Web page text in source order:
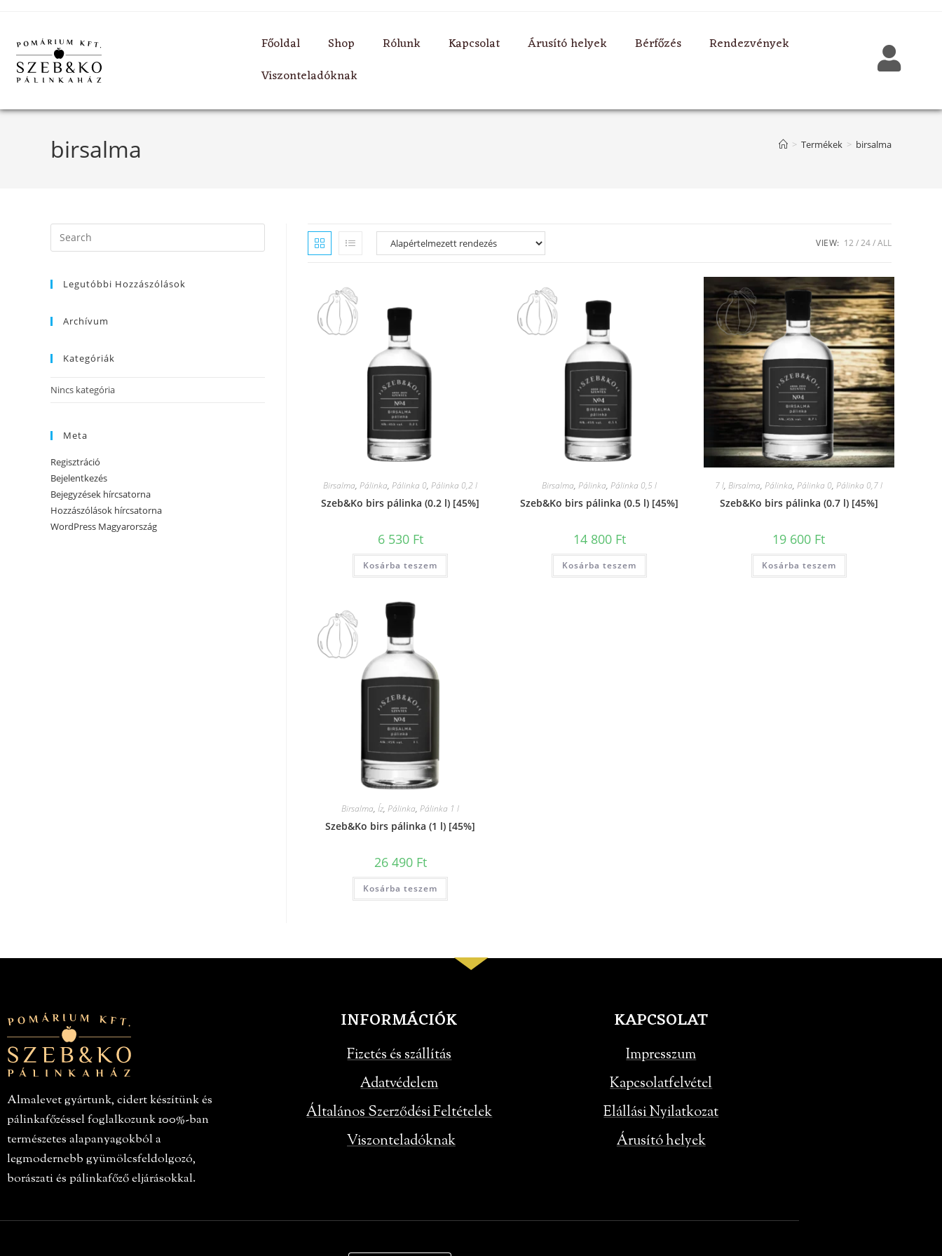
Főoldal Shop Rólunk Kapcsolat Árusító helyek Bérfőzés
Rendezvények
Viszonteladóknak
birsalma > Termékek > birsalma
VIEW: 12 24 ALL
Birsalma,Pálinka,Pálinka 0,Pálinka 0,2 l
Szeb&Ko birs pálinka (0.2 l) [45%]
6 530 Ft
Kosárba teszem
Birsalma,Pálinka,Pálinka 0,5 l
Szeb&Ko birs pálinka (0.5 l) [45%]
14 800 Ft
Kosárba teszem
7 l,Birsalma,Pálinka,Pálinka 0,Pálinka 0,7 l
Szeb&Ko birs pálinka (0.7 l) [45%]
19 600 Ft
Kosárba teszem
Birsalma,Íz,Pálinka,Pálinka 1 l
Szeb&Ko birs pálinka (1 l) [45%]
26 490 Ft
Kosárba teszem
Legutóbbi Hozzászólások
Archívum
Kategóriák
Nincs kategória
Meta
Regisztráció
Bejelentkezés
Bejegyzések hírcsatorna
Hozzászólások hírcsatorna
WordPress Magyarország
Almalevet gyártunk, cidert készítünk és
pálinkafőzéssel foglalkozunk 100%-ban
természetes alapanyagokból a
legmodernebb gyümölcsfeldolgozó,
borászati és pálinkafőző eljárásokkal.
INFORMÁCIÓK
Fizetés és szállítás
Adatvédelem
Általános Szerződési Feltételek
Viszonteladóknak
KAPCSOLAT
Impresszum
Kapcsolatfelvétel
Elállási Nyilatkozat
Árusító helyek